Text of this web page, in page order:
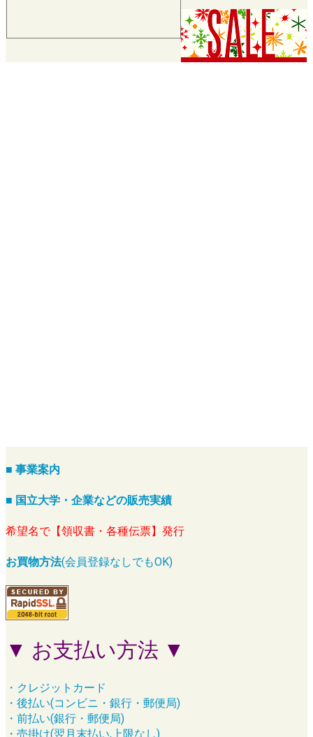
■ 事業案内
■ 国立大学・企業などの販売実績
希望名で【領収書・各種伝票】発行
お買物方法(会員登録なしでもOK)
▼ お支払い方法 ▼
・クレジットカード
・後払い(コンビニ・銀行・郵便局)
・前払い(銀行・郵便局)
・売掛け(翌月末払い,上限なし)